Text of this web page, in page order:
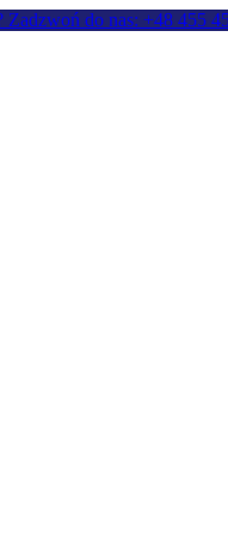
Zadzwoń do nas: +48 455